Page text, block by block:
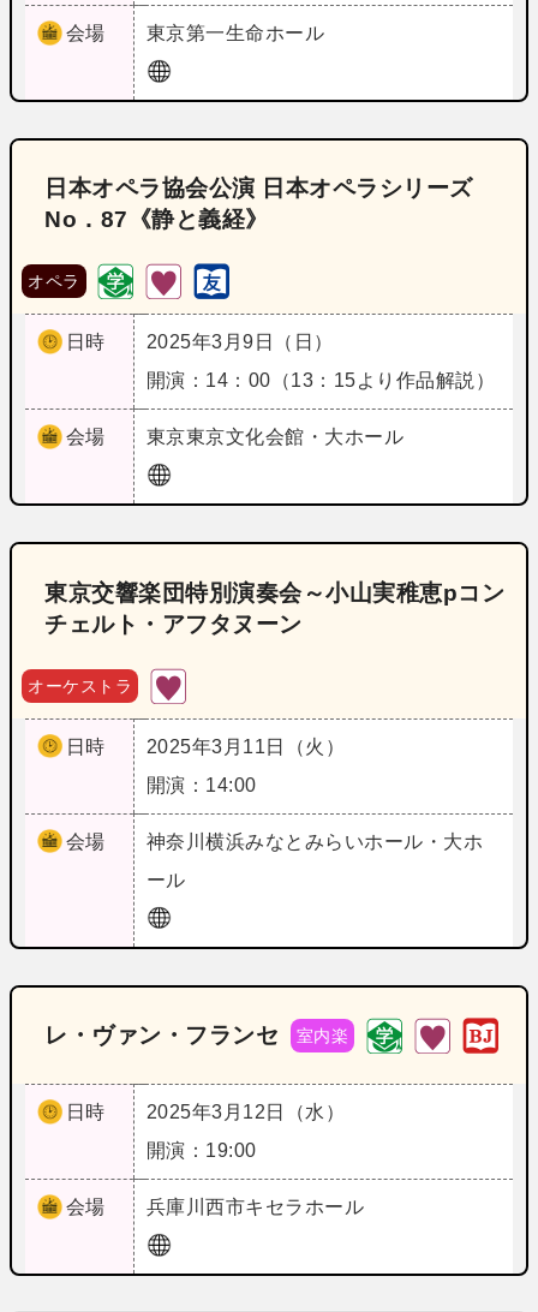
会場 東京第一生命ホール
日本オペラ協会公演 日本オペラシリーズ
No．87《静と義経》
オペラ
日時
2025年3月9日（日）
開演：14：00（13：15より作品解説）
会場 東京東京文化会館・大ホール
東京交響楽団特別演奏会～小山実稚恵pコン
チェルト・アフタヌーン
オーケストラ
日時
2025年3月11日（火）
開演：14:00
会場 神奈川横浜みなとみらいホール・大ホ
ール
レ・ヴァン・フランセ 室内楽
日時
2025年3月12日（水）
開演：19:00
会場 兵庫 川西市キセラホール